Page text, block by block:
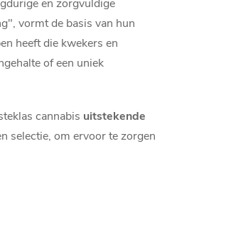
en zorgvuldige
vormt de basis van hun
heeft die kwekers en
of een uniek
cannabis uitstekende
selectie, om ervoor te zorgen